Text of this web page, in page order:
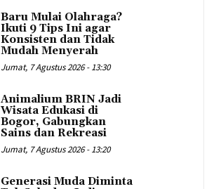
Baru Mulai Olahraga?
Ikuti 9 Tips Ini agar
Konsisten dan Tidak
Mudah Menyerah
Jumat, 7 Agustus 2026 - 13:30
Animalium BRIN Jadi
Wisata Edukasi di
Bogor, Gabungkan
Sains dan Rekreasi
Jumat, 7 Agustus 2026 - 13:20
Generasi Muda Diminta